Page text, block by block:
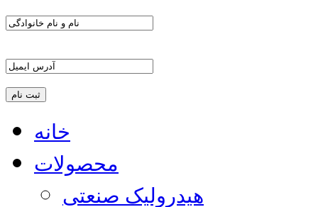
خانه
محصولات
هیدرولیک صنعتی